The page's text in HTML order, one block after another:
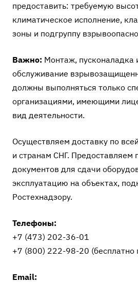
предоставить: требуемую
климатическое исполнение,
зоны и подгруппу
Важно: Монтаж, пусконаладка
обслуживание
должны выполняться только
организациями, имеющими
вид деятельности.
Осуществляем доставку по
и странам СНГ. Предоставляем
документов для сдачи
эксплуатацию на объектах,
Ростехнадзору.
Телефоны:
+7 (473) 202-36-01
+7 (800) 222-98-20
Email: